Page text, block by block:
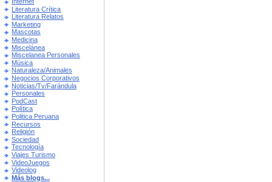
Literatura Crítica
Literatura Relatos
Marketing
Mascotas
Medicina
Miscelánea
Miscelanea Personales
Música
Naturaleza/Animales
Negocios Corporativos
Noticias/Tv/Farándula
Personales
PodCast
Política
Politica Peruana
Recursos
Religión
Sociedad
Tecnología
Viajes Turismo
VideoJuegos
Videolog
Más blogs...